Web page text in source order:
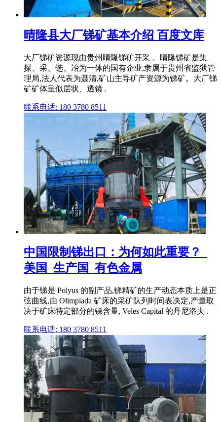
晴隆县大厂锑矿基本介绍 百度文库
大厂锑矿资源现由贵州晴隆锑矿开采 。晴隆锑矿是集
探、采、选、冶为一体的国有企业,隶属于贵州省监狱管
理局,法人代表为聂清,矿山主导矿产资源为锑矿。大厂锑
矿矿体呈似层状、透镜 .
联系电话: 180 3780 8511
中国限制锑出口：为何如此重要？_
美国_生产国_有色金属
由于锑是 Polyus 的副产品,锑精矿的生产动态本质上是正
弦曲线,由 Olimpiada 矿床的采矿队列时间表决定,产量取
决于矿床特定部分的锑含量, Veles Capital 的丹尼洛夫 .
联系电话: 180 3780 8511